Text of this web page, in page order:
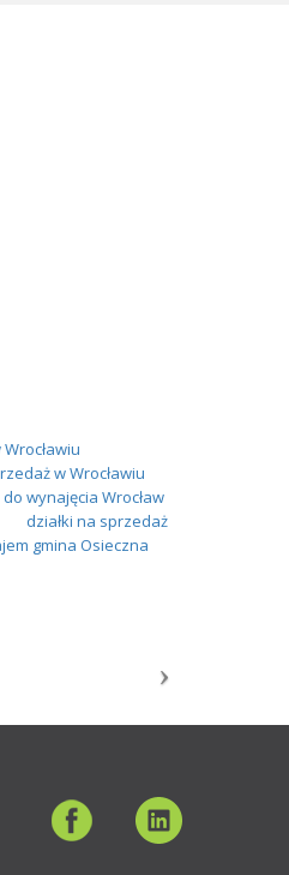
w Wrocławiu
wynajęcia Wrocław
działki na sprzedaż
gmina Osieczna